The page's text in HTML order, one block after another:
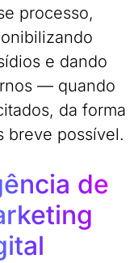
processo,
e dando
— quando
da forma
breve possível.
de